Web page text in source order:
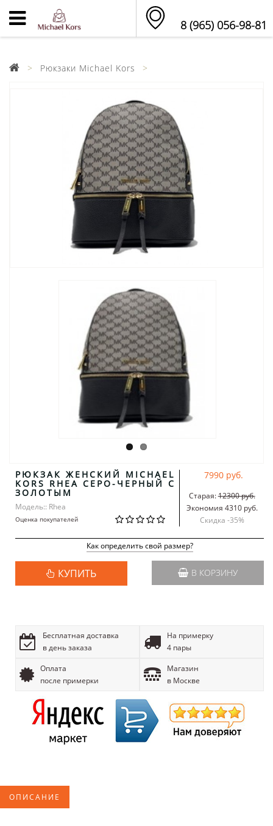
8 (965) 056-98-81
Рюкзаки Michael Kors
РЮКЗАК ЖЕНСКИЙ MICHAEL
KORS RHEA СЕРО-ЧЕРНЫЙ С
ЗОЛОТЫМ
Модель:: Rhea
Оценка покупателей
7990 руб.
Старая:12300 руб.
Экономия 4310 руб.
Скидка -35%
Как определить свой размер?
КУПИТЬ В КОРЗИНУ
Бесплатная доставка
в день заказа
На примерку
4 пары
Оплата
после примерки
Магазин
в Москве
ОПИСАНИЕ